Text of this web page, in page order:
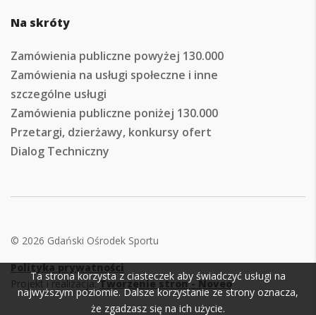
Na skróty
Zamówienia publiczne powyżej 130.000
Zamówienia na usługi społeczne i inne
szczególne usługi
Zamówienia publiczne poniżej 130.000
Przetargi, dzierżawy, konkursy ofert
Dialog Techniczny
© 2026 Gdański Ośrodek Sportu
Polityka prywatności
Projekt i realizacja:Tworzenie stron - Noveo
Ta strona korzysta z ciasteczek aby świadczyć usługi na
najwyższym poziomie. Dalsze korzystanie ze strony oznacza,
że zgadzasz się na ich użycie.